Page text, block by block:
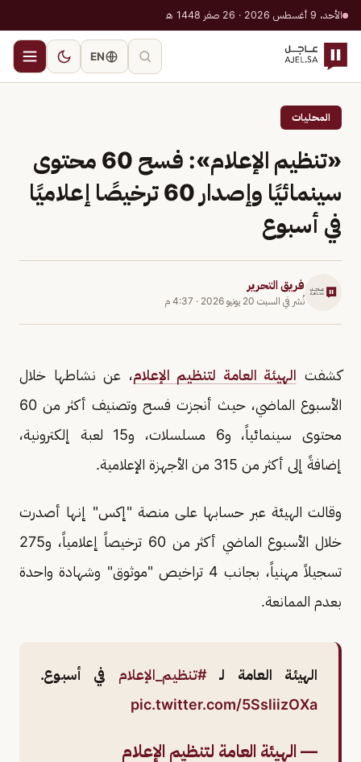
الأحد، 9 أغسطس 2026 · 26 صفر 1448 هـ
EN
المحليات
«تنظيم الإعلام»: فسح 60 محتوى
سينمائيًا وإصدار 60 ترخيصًا إعلاميًا
في أسبوع
فريق التحرير
نُشر في السبت 20 يونيو 2026 · 4:37 م
كشفت الهيئة العامة لتنظيم الإعلام، عن نشاطها خلال
الأسبوع الماضي، حيث أنجزت فسح وتصنيف أكثر من 60
محتوى سينمائياً، و6 مسلسلات، و15 لعبة إلكترونية،
إضافةً إلى أكثر من 315 من الأجهزة الإعلامية.
وقالت الهيئة عبر حسابها على منصة "إكس" إنها أصدرت
خلال الأسبوع الماضي أكثر من 60 ترخيصاً إعلامياً، و275
تسجيلاً مهنياً، بجانب 4 تراخيص "موثوق" وشهادة واحدة
بعدم الممانعة.
الهيئة العامة لـ#تنظيم_الإعلام في أسبوع.
pic.twitter.com/5SsliizOXa
— الهيئة العامة لتنظيم الإعلام